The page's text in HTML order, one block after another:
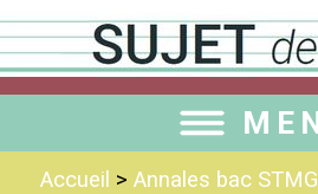
Accueil > Annales bac STMG